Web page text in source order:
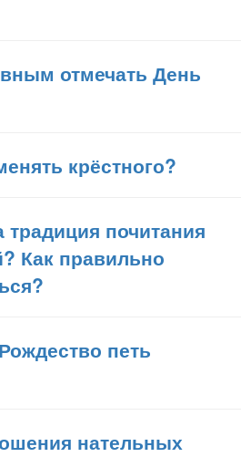
отмечать День
крёстного?
почитания
Как правильно
петь
нательных